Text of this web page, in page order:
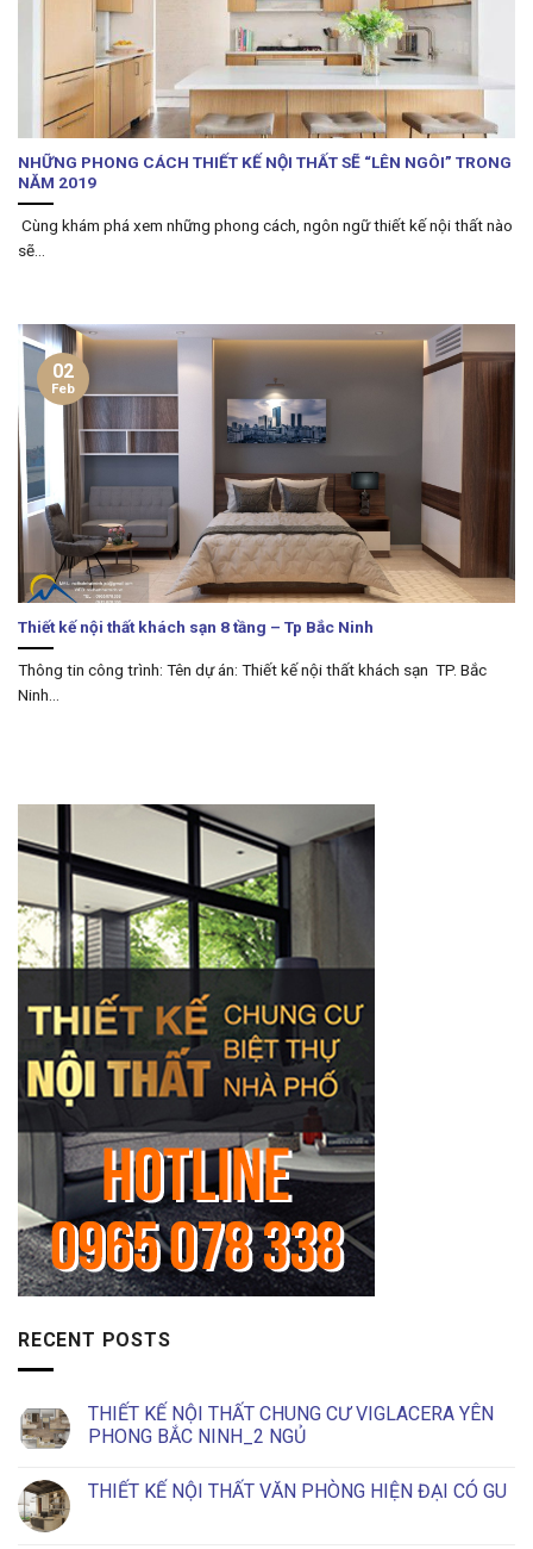
NHỮNG PHONG CÁCH THIẾT KẾ NỘI THẤT SẼ “LÊN NGÔI” TRONG
NĂM 2019
Cùng khám phá xem những phong cách, ngôn ngữ thiết kế nội thất nào
sẽ...
Thiết kế nội thất khách sạn 8 tầng – Tp Bắc Ninh
Thông tin công trình: Tên dự án: Thiết kế nội thất khách sạn TP. Bắc
Ninh...
02
Feb
RECENT POSTS
THIẾT KẾ NỘI THẤT CHUNG CƯ VIGLACERA YÊN
PHONG BẮC NINH_2 NGỦ
Comments
on
THIẾT KẾ NỘI THẤT VĂN PHÒNG HIỆN ĐẠI CÓ GU